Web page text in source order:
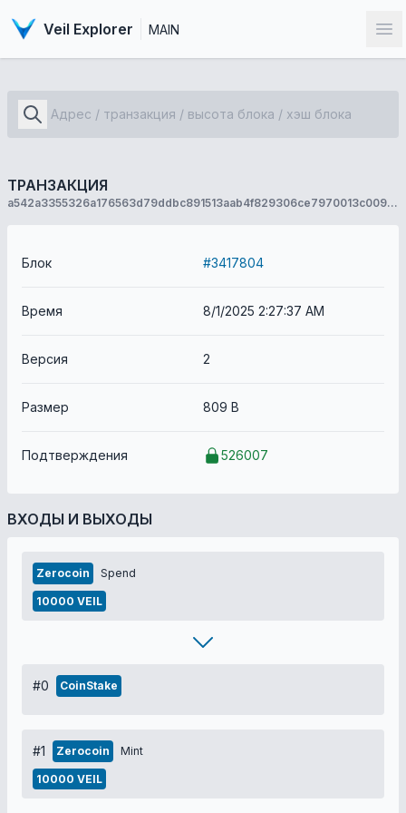
Veil Explorer MAIN
ТРАНЗАКЦИЯ
a542a3355326a176563d79ddbc891513aab4f829306ce7970013c0091749ac56
Блок #3417804
Время 8/1/2025 2:27:37 AM
Версия 2
Размер 809 B
Подтверждения 526007
ВХОДЫ И ВЫХОДЫ
Zerocoin Spend
10000 VEIL
#0 CoinStake
#1 Zerocoin Mint
10000 VEIL